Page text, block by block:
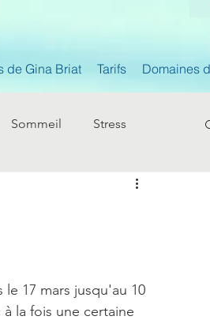
de Gina Briat Tarifs Domaines
Sommeil Stress
17 mars jusqu'au 10
la fois une certaine